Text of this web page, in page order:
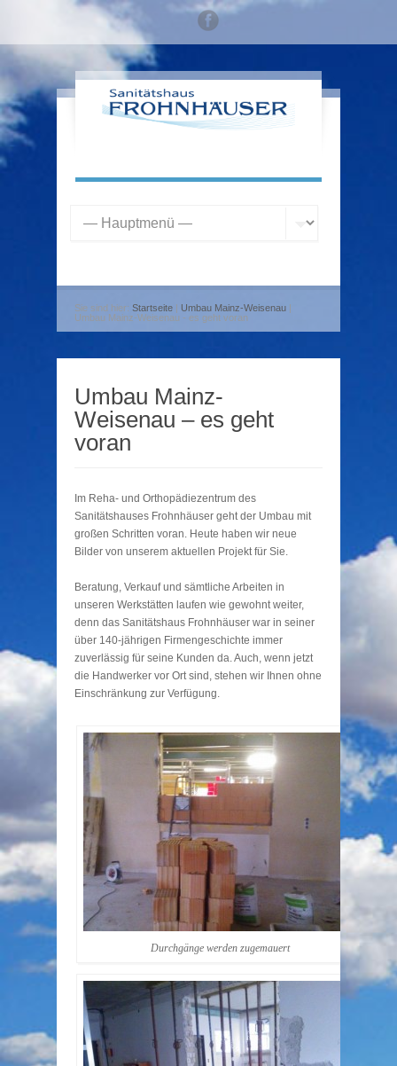
Sie sind hier: Startseite | Umbau Mainz-Weisenau |
Umbau Mainz-Weisenau - es geht voran
Umbau Mainz-
Weisenau – es geht
voran
Im Reha- und Orthopädiezentrum des
Sanitätshauses Frohnhäuser geht der Umbau mit
großen Schritten voran. Heute haben wir neue
Bilder von unserem aktuellen Projekt für Sie.
Beratung, Verkauf und sämtliche Arbeiten in
unseren Werkstätten laufen wie gewohnt weiter,
denn das Sanitätshaus Frohnhäuser war in seiner
über 140-jährigen Firmengeschichte immer
zuverlässig für seine Kunden da. Auch, wenn jetzt
die Handwerker vor Ort sind, stehen wir Ihnen ohne
Einschränkung zur Verfügung.
Durchgänge werden zugemauert